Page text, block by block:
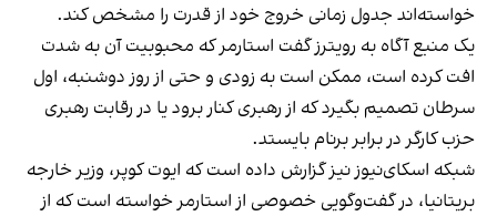
خواسته‌اند جدول زمانی خروج خود از قدرت را مشخص کند.
یک منبع آگاه به رویترز گفت استارمر که محبوبیت آن به شدت
افت کرده است، ممکن است به زودی و حتی از روز دوشنبه، اول
سرطان تصمیم بگیرد که از رهبری کنار برود یا در رقابت رهبری
حزب کارگر در برابر برنام بایستد.
شبکه اسکای‌نیوز نیز گزارش داده است که ایوت کوپر، وزیر خارجه
بریتانیا، در گفت‌وگویی خصوصی از استارمر خواسته است که از